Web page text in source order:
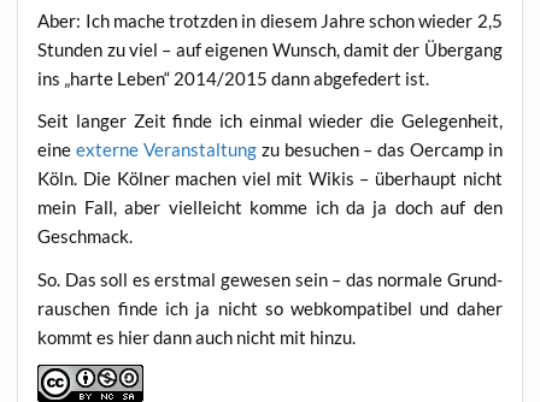
Aber: Ich mache trotz­den in die­sem Jah­re schon wie­der 2,5
Stun­den zu viel – auf eige­nen Wunsch, damit der Über­gang
ins „har­te Leben“ 2014/2015 dann abge­fe­dert ist.
Seit lan­ger Zeit fin­de ich ein­mal wie­der die Gele­gen­heit,
eineexter­ne Ver­an­stal­tungzu besu­chen – das Oer­camp in
Köln. Die Köl­ner machen viel mit Wikis – über­haupt nicht
mein Fall, aber viel­leicht kom­me ich da ja doch auf den
Geschmack.
So. Das soll es erst­mal gewe­sen sein – das nor­ma­le Grund­
rau­schen fin­de ich ja nicht so web­kom­pa­ti­bel und daher
kommt es hier dann auch nicht mit hinzu.